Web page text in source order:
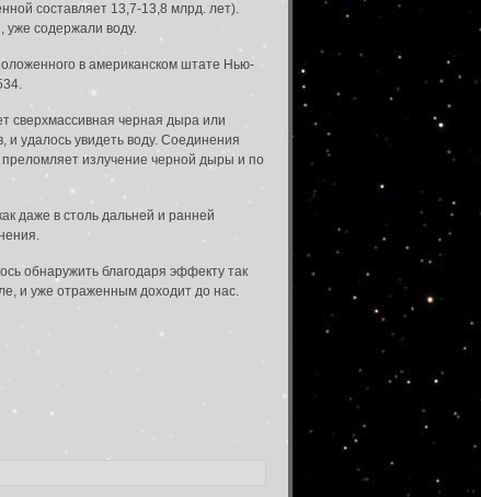
составляет 13,7-13,8 млрд. лет).
уже содержали воду.
в американском штате Нью-
сверхмассивная черная дыра или
удалось увидеть воду. Соединения
излучение черной дыры и по
даже в столь дальней и ранней
обнаружить благодаря эффекту так
и уже отраженным доходит до нас.
по введенному адресу.